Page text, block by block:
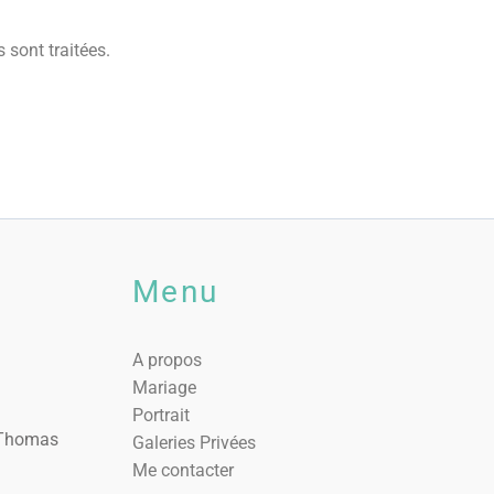
sont traitées.
Menu
A propos
Mariage
Portrait
Galeries Privées
Me contacter